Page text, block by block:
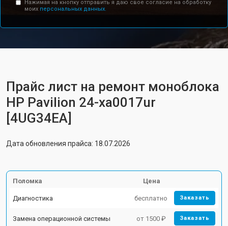
Нажимая на кнопку отправить я даю свое согласие на обработку
моих персональных данных.
Прайс лист на ремонт моноблока
HP Pavilion 24-xa0017ur
[4UG34EA]
Дата обновления прайса: 18.07.2026
Поломка Цена
Диагностика бесплатно Заказать
Замена операционной системы от 1500 ₽ Заказать